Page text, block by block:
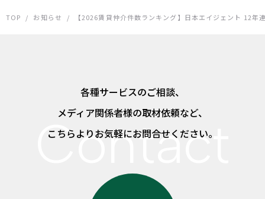
TOP / お知らせ / 【2026賃貸仲介件数ランキング】日本エイジェント 12年
各種サービスのご相談、
メディア関係者様の取材依頼など、
こちらよりお気軽にお問合せください。